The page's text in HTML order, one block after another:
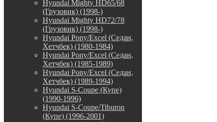
Hyundai Mighty HD65/68
(Грузовик) (1998-)
Hyundai Mighty HD72/78
(Грузовик) (1998-)
Hyundai Pony/Excel (Седан,
Хетчбек) (1980-1984)
Hyundai Pony/Excel (Седан,
Хетчбек) (1985-1989)
Hyundai Pony/Excel (Седан,
Хетчбек) (1989-1994)
Hyundai S-Coupe (Купе)
(1990-1996)
Hyundai S-Coupe/Tiburon
(Купе) (1996-2001)